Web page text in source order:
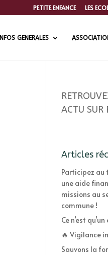
PETITE ENFANCE LES
INFOS GENERALES
ACTU SUR
Articles
Participez au
une aide
missions au
commune !
Ce n’est
🔥 Vigilance
Sauvons la